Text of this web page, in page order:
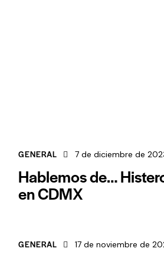
GENERAL 7 de diciembre de
Hablemos de…
en CDMX
GENERAL 17 de noviembre de